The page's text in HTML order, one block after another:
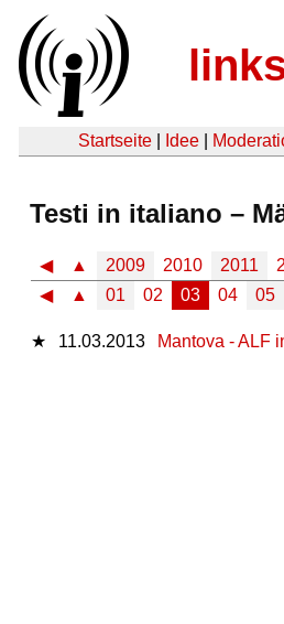
Startseite Idee
Testi in italiano –
◀ ▲ 2009 2010 2011
◀
▲ 01 02 03 04 05
★ 11.03.2013 Mantova - ALF